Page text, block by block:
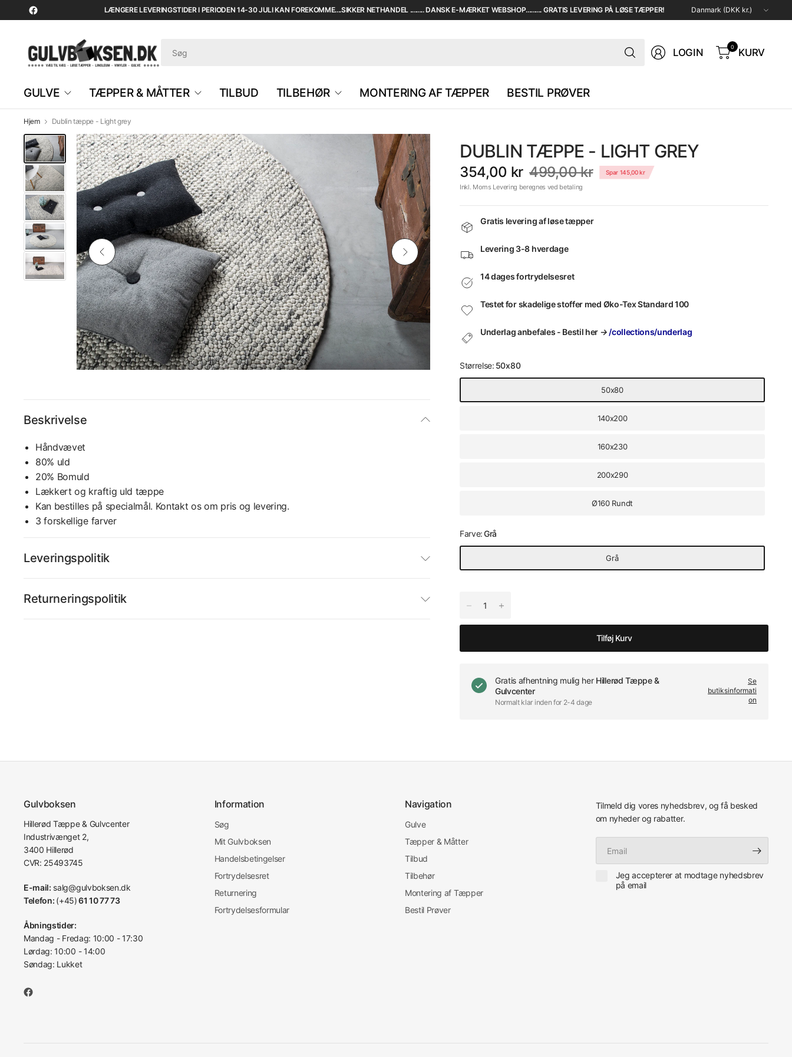
LÆNGERE LEVERINGSTIDER I PERIODEN 14-30 JULI KAN FOREKOMME....SIKKER NETHANDEL ......... DANSK E-MÆRKET WEBSHOP.......... GRATIS LEVERING PÅ LØSE TÆPPER!
Opdater
land/region
Søg
LOGIN 0 KURV
GULVE TÆPPER & MÅTTER TILBUD TILBEHØR MONTERING AF TÆPPER BESTIL PRØVER
Hjem Dublin tæppe - Light grey
DUBLIN TÆPPE - LIGHT GREY
354,00 kr 499,00 kr Spar 145,00 kr
Inkl. Moms Levering beregnes ved betaling
Gratis levering af løse tæpper
Levering 3-8 hverdage
14 dages fortrydelsesret
Testet for skadelige stoffer med Øko-Tex Standard 100
Underlag anbefales - Bestil her → /collections/underlag
Størrelse: 50x80
50x80
140x200
160x230
200x290
Ø160 Rundt
Farve:Grå
Grå
Tilføj Kurv
Gratis afhentning mulig her Hillerød Tæppe &
Gulvcenter
Normalt klar inden for 2-4 dage
Se
butiksinformati
on
Beskrivelse
Håndvævet
80% uld
20% Bomuld
Lækkert og kraftig uld tæppe
Kan bestilles på specialmål. Kontakt os om pris og levering.
3 forskellige farver
Leveringspolitik
Returneringspolitik
Gulvboksen
Hillerød Tæppe & Gulvcenter
Industrivænget 2,
3400 Hillerød
CVR: 25493745
E-mail: salg@gulvboksen.dk
Telefon: (+45)61 10 77 73
Åbningstider:
Mandag - Fredag: 10:00 - 17:30
Lørdag: 10:00 - 14:00
Søndag: Lukket
Information
Søg
Mit Gulvboksen
Handelsbetingelser
Fortrydelsesret
Returnering
Fortrydelsesformular
Navigation
Gulve
Tæpper & Måtter
Tilbud
Tilbehør
Montering af Tæpper
Bestil Prøver
Tilmeld dig vores nyhedsbrev, og få besked
om nyheder og rabatter.
Jeg accepterer at modtage nyhedsbrev
på email